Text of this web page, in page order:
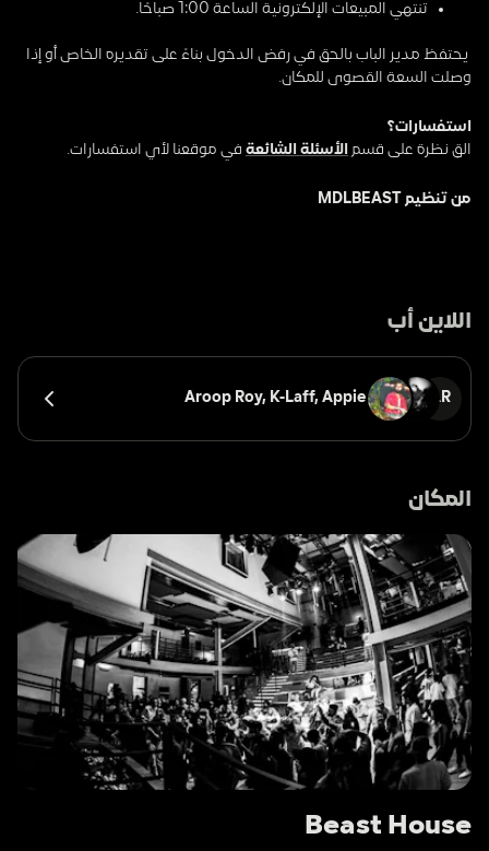
تنتهي المبيعات الإلكترونية الساعة 1:00 صباحًا.
وصلت السعة القصوى للمكان.
استفسارات؟
القِ نظرة على قسم الأسئلة الشائعة في موقعنا لأي استفسارات.
من تنظيم MDLBEAST
اللاين أب
AR
Aroop Roy, K-Laff, Appie
المكان
Beast House